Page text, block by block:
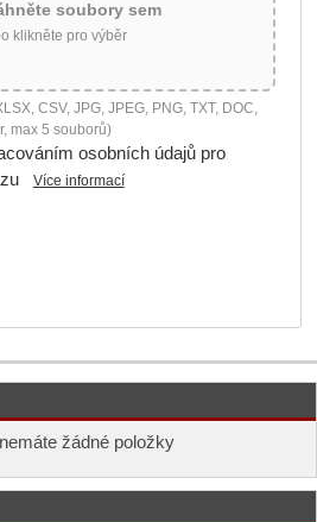
soubory sem
klikněte pro výběr
CSV, JPG, JPEG, PNG, TXT, DOC,
max 5 souborů)
osobních údajů pro
Více informací
žádné položky